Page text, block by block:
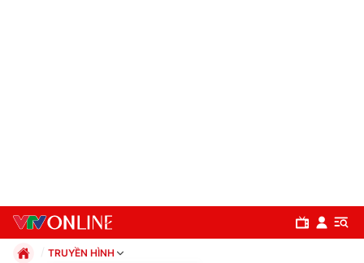
TRUYỀN HÌNH